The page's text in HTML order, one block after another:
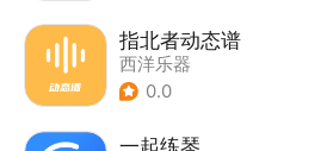
指北者动态谱
西洋乐器
0.0